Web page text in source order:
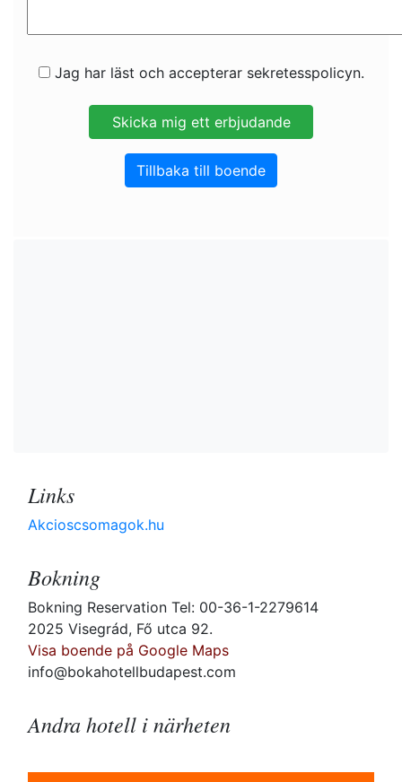
Jag har läst och accepterar sekretesspolicyn.
Tillbaka till boende
Links
Akcioscsomagok.hu
Bokning
Bokning Reservation Tel: 00-36-1-2279614
2025 Visegrád, Fő utca 92.
Visa boende på Google Maps
info@bokahotellbudapest.com
Andra hotell i närheten